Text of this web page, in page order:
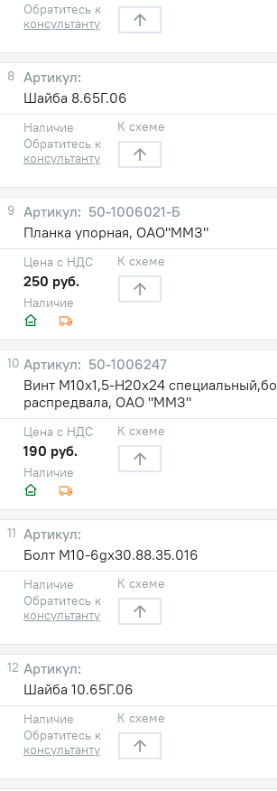
Обратитесь к
консультанту
8
Шайба 8.65Г.06
Наличие
Обратитесь к
консультанту
К схеме
9
50-1006021-Б
Планка упорная, ОАО"ММЗ"
Наличие
Цена с НДС
250 руб.
К схеме
10
50-1006247
Винт М10х1,5-Н20х24
распредвала, ОАО "ММЗ"
Наличие
Цена с НДС
190 руб.
К схеме
11
Болт М10-6gх30.88.35.016
Наличие
Обратитесь к
консультанту
К схеме
12
Шайба 10.65Г.06
Наличие
Обратитесь к
консультанту
К схеме